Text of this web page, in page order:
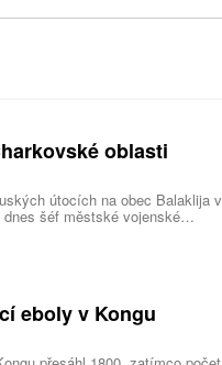
oblasti
útocích na obec Balaklija v
šéf městské vojenské
ráno oznámilo, že Rusko
a 101 bezpilotními letouny,
eboly v Kongu